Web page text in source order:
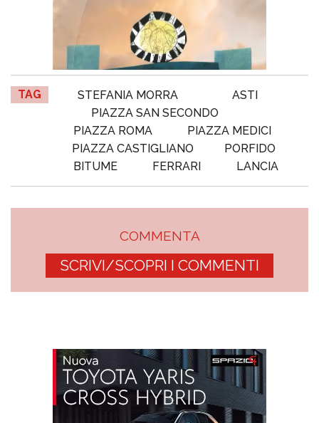
TAG STEFANIA MORRA
ASTI
PIAZZA SAN SECONDO
PIAZZA ROMA
PIAZZA MEDICI
PIAZZA CASTIGLIANO
PORFIDO
BITUME
FERRARI LANCIA
COMMENTA
SCRIVI/SCOPRI I COMMENTI